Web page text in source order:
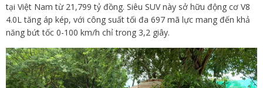
tại Việt Nam từ 21,799 tỷ đồng. Siêu SUV này sở hữu động cơ V8
4.0L tăng áp kép, với công suất tối đa 697 mã lực mang đến khả
năng bứt tốc 0-100 km/h chỉ trong 3,2 giây.